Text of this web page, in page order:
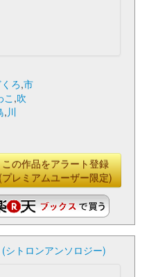
ろ,市
こ ,吹
,川
この作品をアラート登録
レミアムユーザー限定)
シトロンアンソロジー)